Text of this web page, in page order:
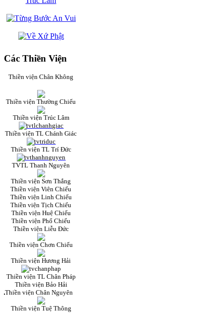
Các Thiền Viện
Thiền viện Chân Không
Thiền viện Thường Chiếu
Thiền viện Trúc Lâm
Thiền viện TL Chánh Giác
Thiền viện TL Trí Đức
TVTL Thanh Nguyên
Thiền viện Sơn Thắng
Thiền viện Viên Chiếu
Thiền viện Linh Chiếu
Thiền viện Tịch Chiếu
Thiền viện Huệ Chiếu
Thiền viện Phổ Chiếu
Thiền viện Liễu Đức
Thiền viện Chơn Chiếu
Thiền viện Hương Hải
Thiền viện TL Chân Pháp
Thiền viện Bảo Hải
Thiền viện Chân Nguyên
Thiền viện Tuệ Thông